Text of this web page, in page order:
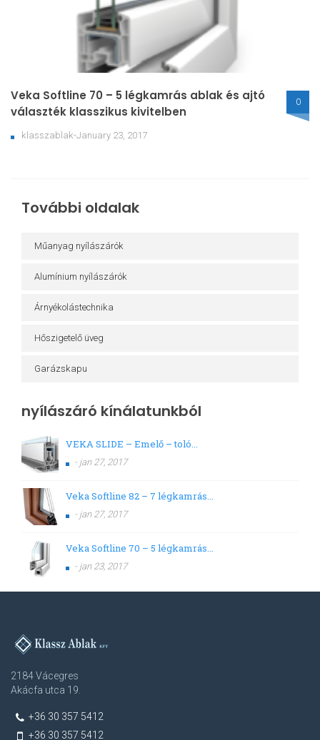
0
Veka Softline 70 – 5 légkamrás ablak és ajtó
választék klasszikus kivitelben
klasszablak-January 23, 2017
További oldalak
Műanyag nyílászárók
Alumínium nyílászárók
Árnyékolástechnika
Hőszigetelő üveg
Garázskapu
nyílászáró kínálatunkból
VEKA SLIDE – Emelő – toló...
- jan 27, 2017
Veka Softline 82 – 7 légkamrás...
- jan 27, 2017
Veka Softline 70 – 5 légkamrás...
- jan 23, 2017
2184 Vácegres
Akácfa utca 19.
+36 30 357 5412
+36 30 357 5412